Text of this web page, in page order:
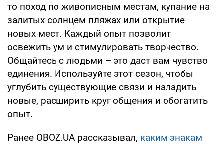
то поход по живописным местам, купание на
залитых солнцем пляжах или открытие
новых мест. Каждый опыт позволит
освежить ум и стимулировать творчество.
Общайтесь с людьми – это даст вам чувство
единения. Используйте этот сезон, чтобы
углубить существующие связи и наладить
новые, расширить круг общения и обогатить
опыт.
Ранее OBOZ.UA рассказывал, каким знакам